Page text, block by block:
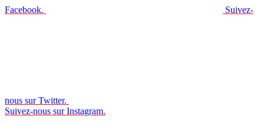
Facebook. Suivez-
nous sur Twitter.
Suivez-nous sur Instagram.